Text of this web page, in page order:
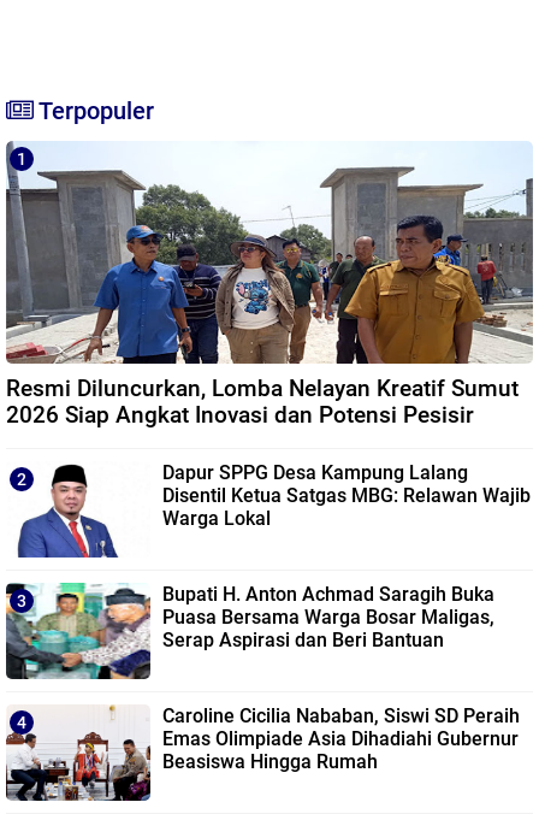
Terpopuler
Resmi Diluncurkan, Lomba Nelayan Kreatif Sumut
2026 Siap Angkat Inovasi dan Potensi Pesisir
Dapur SPPG Desa Kampung Lalang
Disentil Ketua Satgas MBG: Relawan Wajib
Warga Lokal
Bupati H. Anton Achmad Saragih Buka
Puasa Bersama Warga Bosar Maligas,
Serap Aspirasi dan Beri Bantuan
Caroline Cicilia Nababan, Siswi SD Peraih
Emas Olimpiade Asia Dihadiahi Gubernur
Beasiswa Hingga Rumah